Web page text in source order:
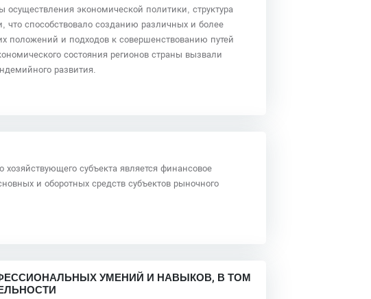
экономической политики, структура
способствовало созданию различных и более
положений и подходов к совершенствованию путей
состояния регионов страны вызвали
развития.
субъекта является финансовое
и оборотных средств субъектов рыночного
УМЕНИЙ И НАВЫКОВ, В ТОМ